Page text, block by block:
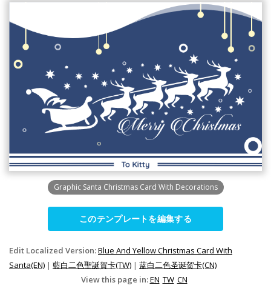
Graphic Santa Christmas Card With Decorations
このテンプレートを編集する
Edit Localized Version:Blue And Yellow Christmas Card With
Santa(EN) | 藍白二色聖誕賀卡(TW) | 蓝白二色圣诞贺卡(CN)
View this page in:EN TW CN